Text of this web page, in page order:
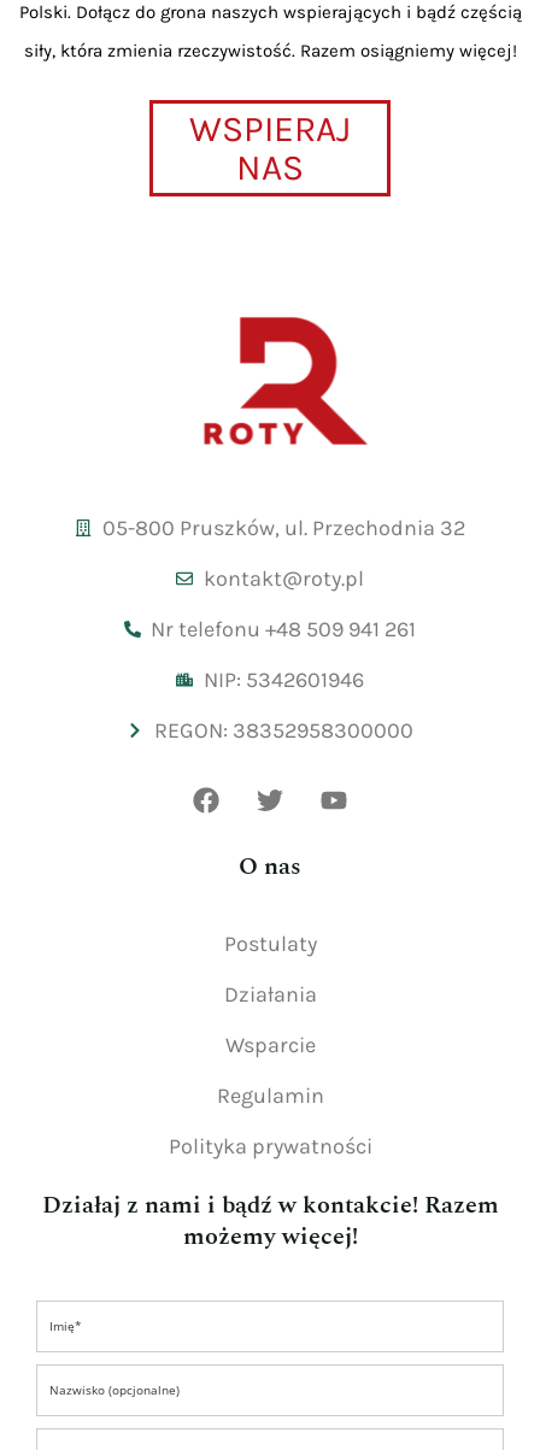
Polski. Dołącz do grona naszych wspierających i bądź częścią
siły, która zmienia rzeczywistość. Razem osiągniemy więcej!
WSPIERAJ
NAS
05-800 Pruszków, ul. Przechodnia 32
kontakt@roty.pl
Nr telefonu +48 509 941 261
NIP: 5342601946
REGON: 38352958300000
O nas
Postulaty
Działania
Wsparcie
Regulamin
Polityka prywatności
Działaj z nami i bądź w kontakcie! Razem
możemy więcej!